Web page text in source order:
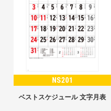
NS201
ベストスケジュール 文字月表